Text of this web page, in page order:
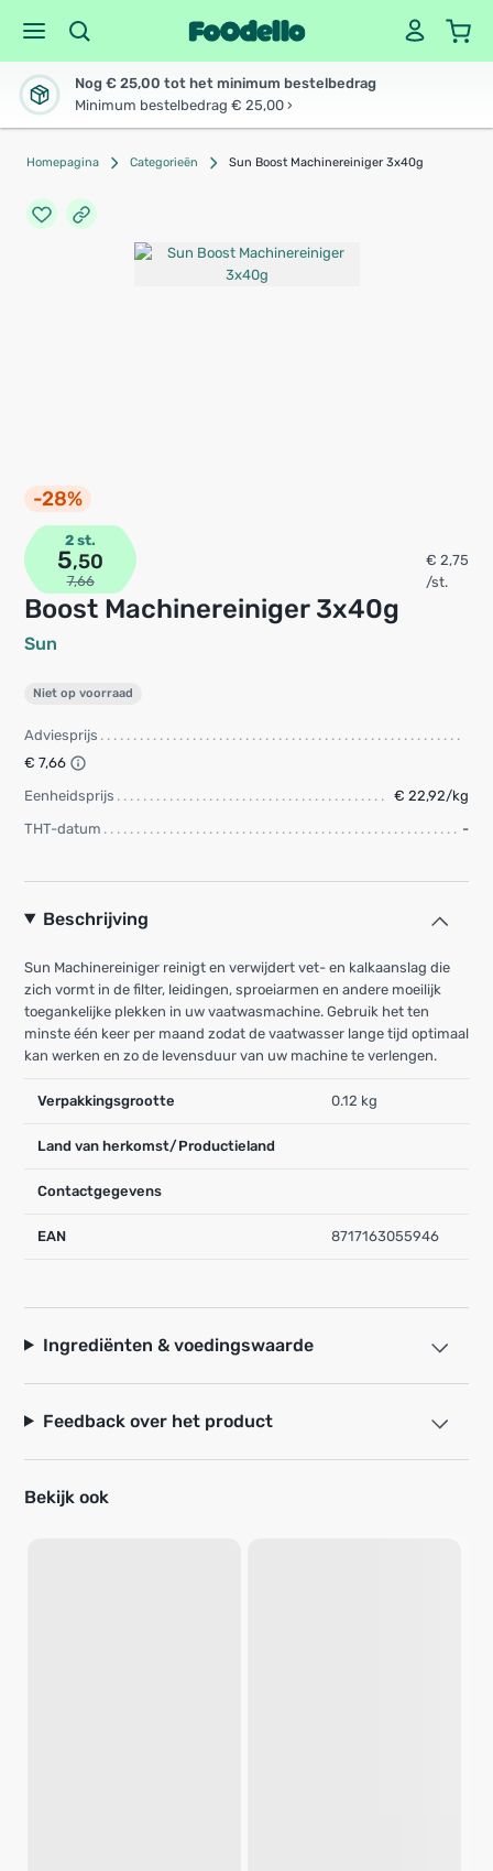
Nog € 25,00 tot het minimum bestelbedrag
Minimum bestelbedrag € 25,00 ›
Homepagina Categorieën Sun Boost Machinereiniger 3x40g
-28%
Boost Machinereiniger 3x40g
Sun
2 st.
5,50
7,66
€ 2,75
/st.
Niet op voorraad
Adviesprijs
€ 7,66
Eenheidsprijs
€ 22,92/kg
THT-datum
-
Beschrijving
Sun Machinereiniger reinigt en verwijdert vet- en kalkaanslag die
zich vormt in de filter, leidingen, sproeiarmen en andere moeilijk
toegankelijke plekken in uw vaatwasmachine. Gebruik het ten
minste één keer per maand zodat de vaatwasser lange tijd optimaal
kan werken en zo de levensduur van uw machine te verlengen.
Verpakkingsgrootte 0.12 kg
Land van herkomst/Productieland
Contactgegevens
EAN 8717163055946
Ingrediënten & voedingswaarde
Feedback over het product
Bekijk ook